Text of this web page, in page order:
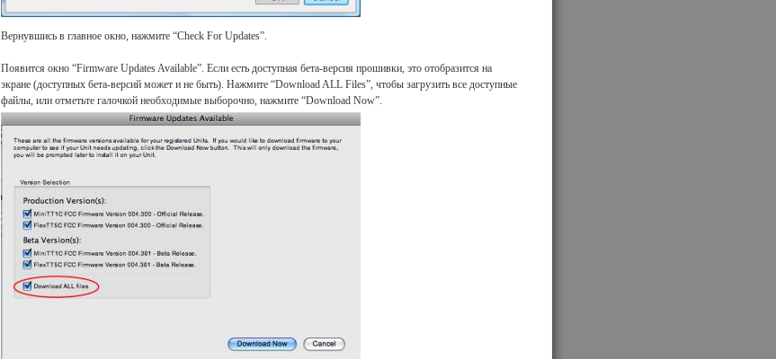
Вернувшись в главное окно, нажмите “Check For Updates”.
Появится окно “Firmware Updates Available”. Если есть доступная бета-версия прошивки, это отобразится на
экране (доступных бета-версий может и не быть). Нажмите “Download ALL Files”, чтобы загрузить все доступные
файлы, или отметьте галочкой необходимые выборочно, нажмите “Download Now”.